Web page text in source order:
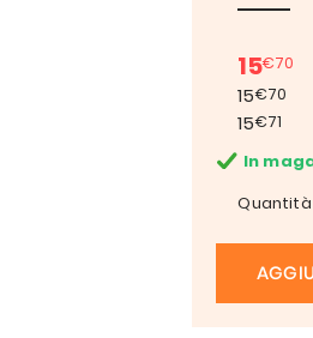
15€70
15€70
15€71
In
Quantità